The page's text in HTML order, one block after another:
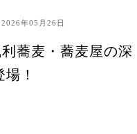
2026年05月26日
蕎麦・蕎麦屋の深
！